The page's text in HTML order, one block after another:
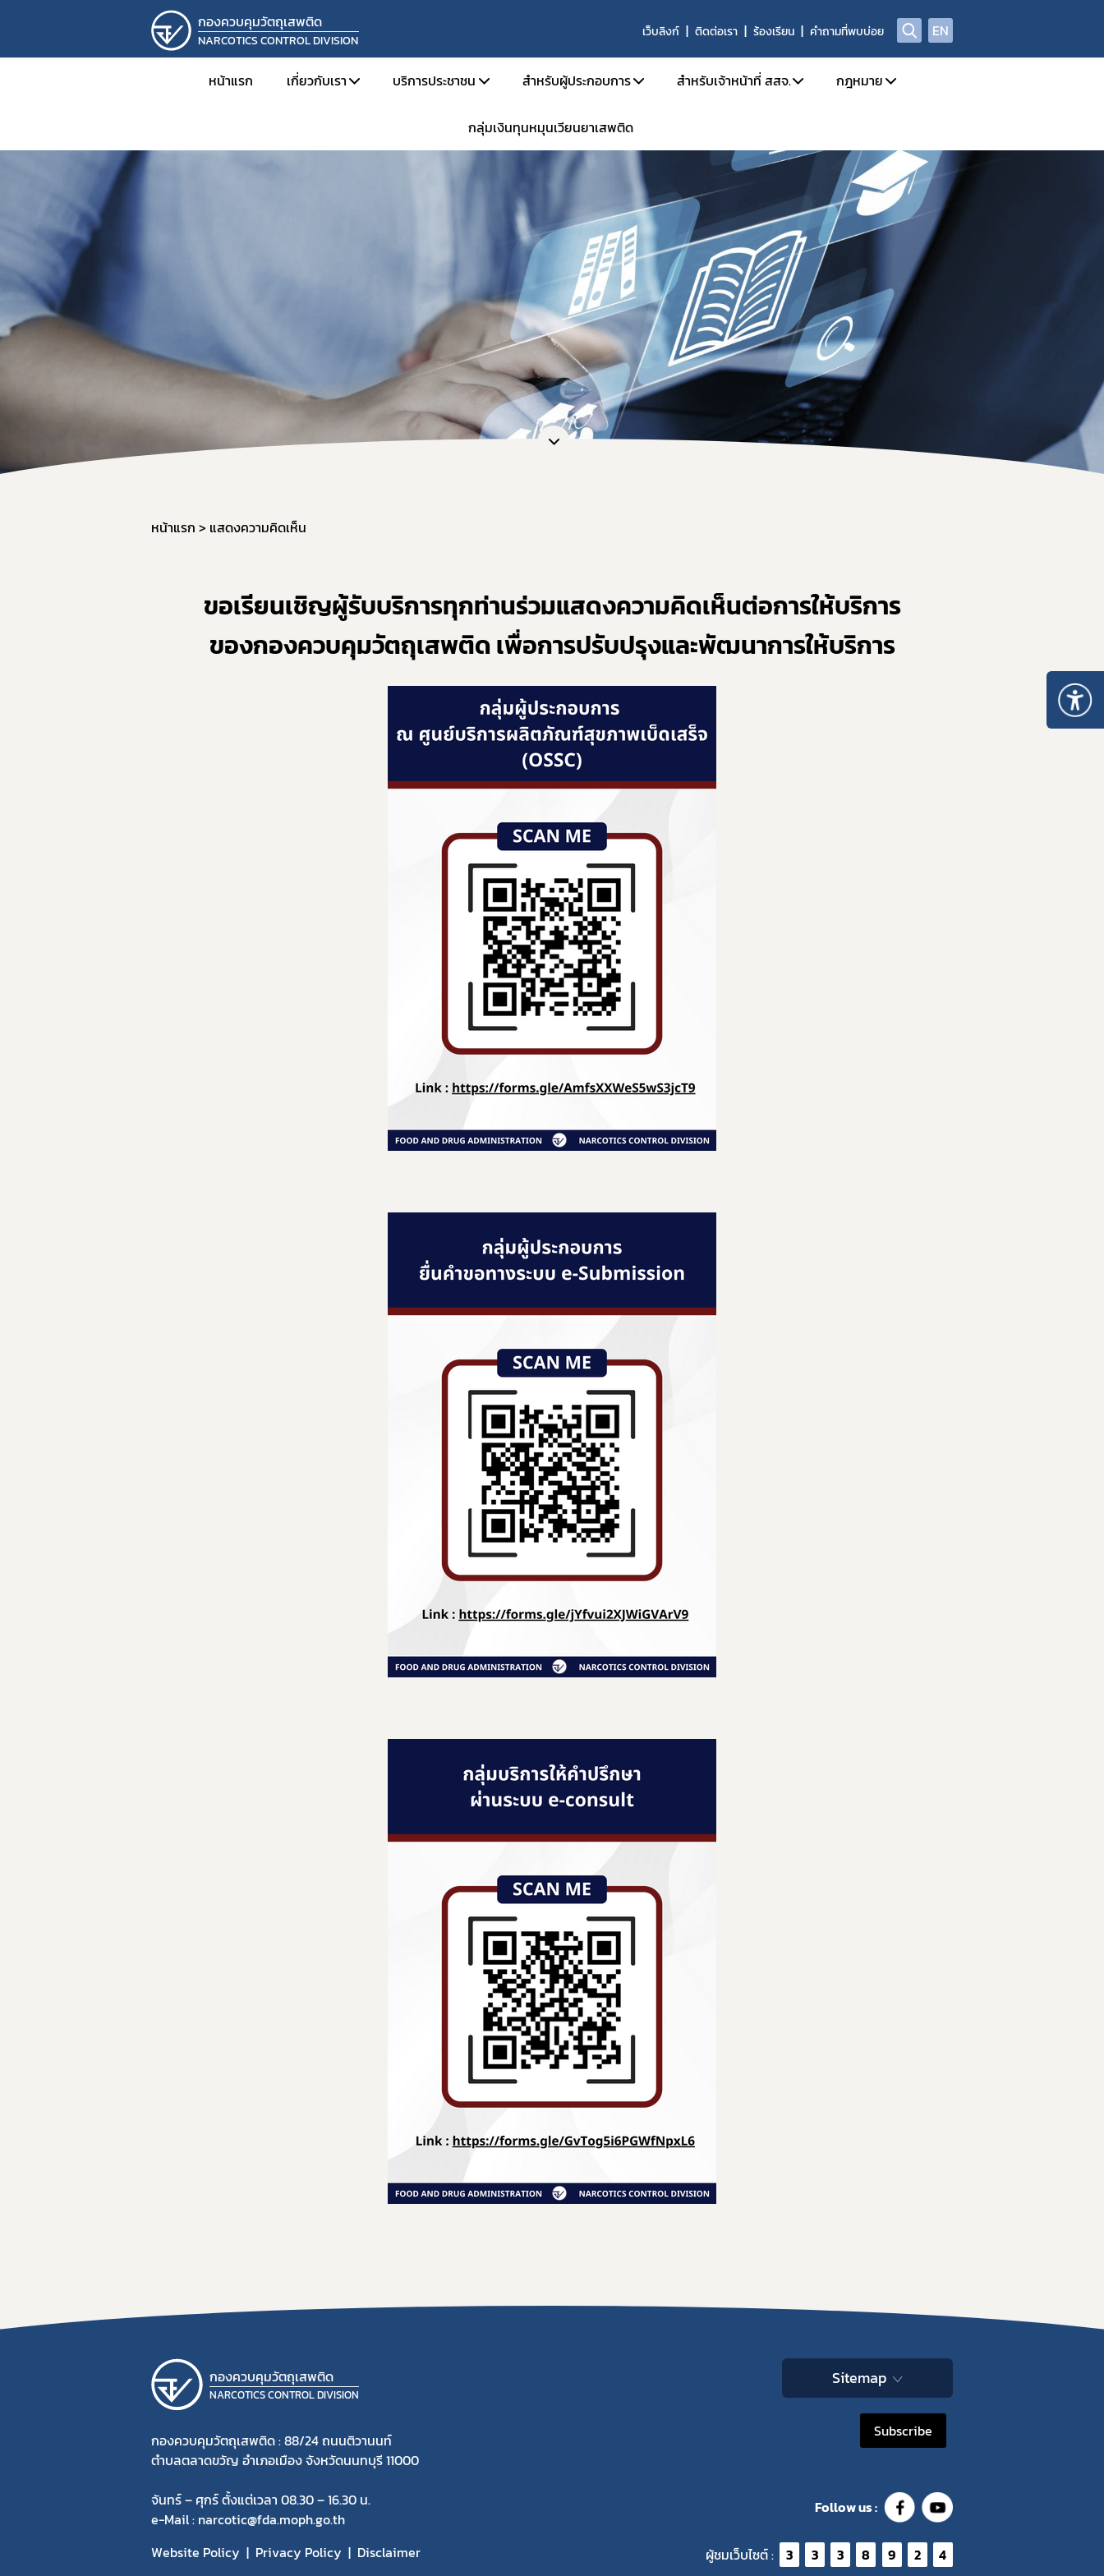
กองควบคุมวัตถุเสพติด
NARCOTICS CONTROL DIVISION
เว็บลิงก์ ติดต่อเรา ร้องเรียน คำถามที่พบบ่อย EN
หน้าแรก เกี่ยวกับเรา
ทำเนียบผู้บริหาร
การดำเนินงานเป็นองค์กรคุณธรรมต้นแบบ
สำหรับเจ้าหน้าที่กองควบคุมวัตถุเสพติด
จองห้องประชุม
บริการประชาชน
คู่มือประชาชน
ข้อมูลสถิติที่เกี่ยวกับวัตถุเสพติด
สำหรับผู้ประกอบการ
เอกสารเปิดสิทธิ์เข้าใช้ระบบ E-Submission
การขออนุญาตสำหรับสถานพยาบาล
การขออนุญาตครอบครองยาเสพติดให้โทษในประเภท 2 และวัตถุออกฤทธิ์ในประเภท 2,3,4
การขออนุญาตยาเสพติดให้โทษในประเภท 4
การขออนุญาตนำเข้า-ส่งออกเฉพาะคราวยาเสพติด/วัตถุออกฤทธิ์ และ นำผ่าน
การขอหนังสือรับรองการนำหรือสั่งเข้ามาซึ่งสารกาเฟอีน (Caffeine)
การขออนุญาตวัตถุออกฤทธิ์ในประเภท 1
การขออนุญาตยาเสพติดให้โทษในประเภท 1
ขออนุญาตผลิต นำเข้า ส่งออก ยาเสพติดให้โทษให้โทษในประเภท 2 และวัตถุออกฤทธิ์ในประเภท 2
การขออนุญาตยาเสพติดให้โทษในประเภท 5
การอนุญาตทะเบียนตำรับ / โฆษณา / หนังสือรับรองยาเสพติดให้โทษ หรือวัตถุออกฤทธิ์
หลักเกณฑ์และเงื่อนไขการตรวจประเมินการออกใบอนุญาต/ทะเบียน
การทำลายวัตถุเสพติดที่ใช้ในทางการแพทย์
แบบฟอร์มรายงานกัญชา/กัญชง
สำหรับเจ้าหน้าที่ สสจ.
คู่มือการใช้งานระบบ e-Submission
คู่มือกำหนดสิทธิ์ให้ผู้ประกอบการเข้าใช้งานระบบ
คำสั่ง อย. เรื่อง มอบอำนาจ
กลุ่ม Open chat สำหรับเจ้าหน้าที่
E-learning
โครงการขับเคลื่อนและพัฒนาระบบเครือข่าย
การตรวจอนุญาตสถานที่สกัดกัญชง
ประชุมชี้แจงกฎหมายใหม่
การอนุญาต วจ.1 / ยส.3 / ตักเตือน พักใช้ หรือการเพิกถอนใบอนุญาต
การอนุญาตจำหน่าย ยส.2 หรือ วจ.2 พ.ศ. 2567
กฎกระทรวงการอนุญาตมีไว้ในครอบครอง ยส.2 วจ.2/วจ.3/วจ.4 พ.ศ. 2568
กฎกระทรวงการอนุญาต ยส.5 ที่มิใช่สารสกัดจากกัญชาหรือกัญชง พ.ศ.
กฎกระทรวงการอนุญาต ยส.5 เฉพาะสารสกัดจากกัญชาหรือกัญชง พ.ศ.
กฎหมาย
กฎหมายใหม่/ประเภทกฎหมาย
รายชื่อยาเสพติด/วัตถุเสพติด/สารระเหย
บทกำหนดโทษยาเสพติด/วัตถุออกฤทธิ์/สารระ
สาระสำคัญการควบคุมตามกฎหมาย
หลักเกณฑ์/แนวทาง
กลุ่มเงินทุนหมุนเวียนยาเสพติด
หน้าแรก แสดงความคิดเห็น
ขอเรียนเชิญผู้รับบริการทุกท่านร่วมแสดงความคิดเห็นต่อการให้บริการ
ของกองควบคุมวัตถุเสพติด เพื่อการปรับปรุงและพัฒนาการให้บริการ
กองควบคุมวัตถุเสพติด
NARCOTICS CONTROL DIVISION
กองควบคุมวัตถุเสพติด : 88/24 ถนนติวานนท์
ตำบลตลาดขวัญ อำเภอเมือง จังหวัดนนทบุรี 11000
จันทร์ – ศุกร์ ตั้งแต่เวลา 08.30 – 16.30 น.
e-Mail : narcotic@fda.moph.go.th
Website Policy
Privacy Policy
Disclaimer
Sitemap
Subscribe
Follow us :
ผู้ชมเว็บไซต์ : 3 3 3 8 9 2 4
Subscribe
เลือกหัวข้อที่ท่านต้องการ Subscribe
การขออนุญาต ข่าวประชาสัมพันธ์